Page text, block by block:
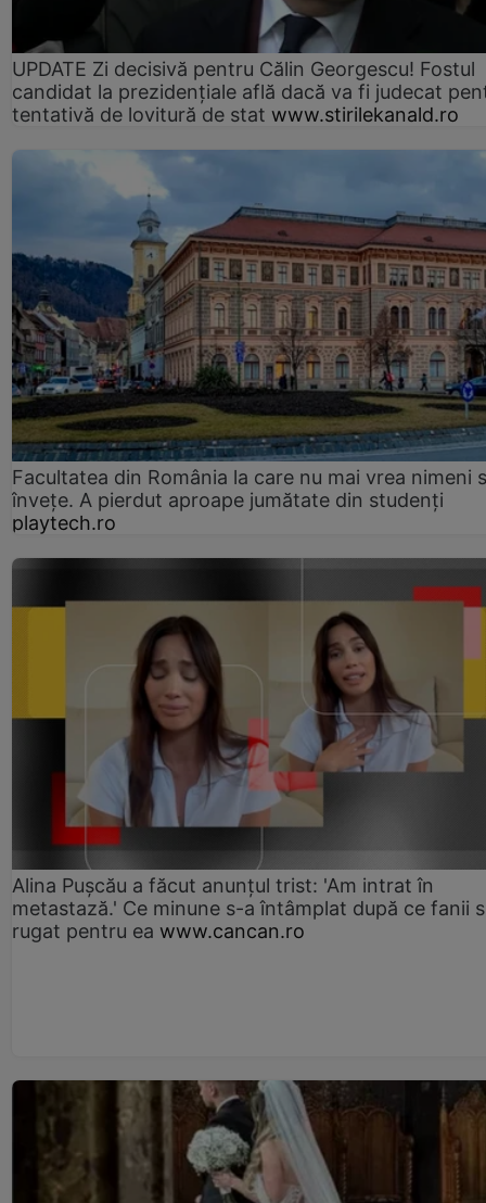
UPDATE Zi decisivă pentru Călin Georgescu! Fostul
candidat la prezidențiale află dacă va fi judecat
tentativă de lovitură de stat www.stirilekanald.ro
Facultatea din România la care nu mai vrea nimeni
înveţe. A pierdut aproape jumătate din studenţi
playtech.ro
Alina Pușcău a făcut anunțul trist: 'Am intrat în
metastază.' Ce minune s-a întâmplat după ce fanii
rugat pentru ea www.cancan.ro